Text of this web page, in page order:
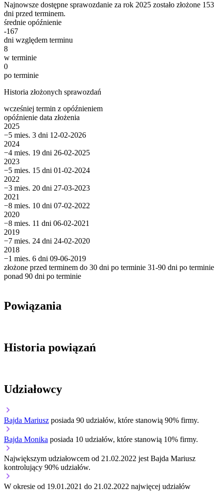
Najnowsze dostępne sprawozdanie za rok 2025 zostało złożone 153
dni przed terminem.
średnie opóźnienie
-167
dni względem terminu
8
w terminie
0
po terminie
Historia złożonych sprawozdań
wcześniej termin z opóźnieniem
opóźnienie data złożenia
2025
−5 mies. 3 dni 12-02-2026
2024
−4 mies. 19 dni 26-02-2025
2023
−5 mies. 15 dni 01-02-2024
2022
−3 mies. 20 dni 27-03-2023
2021
−8 mies. 10 dni 07-02-2022
2020
−8 mies. 11 dni 06-02-2021
2019
−7 mies. 24 dni 24-02-2020
2018
−1 mies. 6 dni 09-06-2019
złożone przed terminem do 30 dni po terminie 31-90 dni po terminie
ponad 90 dni po terminie
Powiązania
Historia powiązań
Udziałowcy
Bajda Mariusz posiada 90 udziałów, które stanowią 90% firmy.
Bajda Monika posiada 10 udziałów, które stanowią 10% firmy.
Największym udziałowcem od 21.02.2022 jest Bajda Mariusz
kontrolujący 90% udziałów.
W okresie od 19.01.2021 do 21.02.2022 najwięcej udziałów